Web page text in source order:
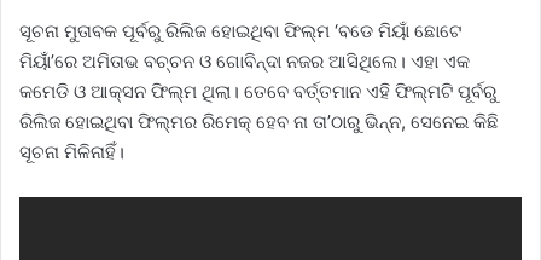
ସୂଚନା ମୁତାବକ ପୂର୍ବରୁ ରିଲିଜ ହୋଇଥିବା ଫିଲ୍ମ ‘ବଡେ ମିୟାଁ ଛୋଟେ
ମିୟାଁ’ରେ ଅମିତାଭ ବଚ୍ଚନ ଓ ଗୋବିନ୍ଦା ନଜର ଆସିଥିଲେ। ଏହା ଏକ
କମେଡି ଓ ଆକ୍ସନ ଫିଲ୍ମ ଥିଲା। ତେବେ ବର୍ତ୍ତମାନ ଏହି ଫିଲ୍ମଟି ପୂର୍ବରୁ
ରିଲିଜ ହୋଇଥିବା ଫିଲ୍ମର ରିମେକ୍‌ ହେବ ନା ତା’ଠାରୁ ଭିନ୍ନ, ସେନେଇ କିଛି
ସୂଚନା ମିଳିନାହିଁ।